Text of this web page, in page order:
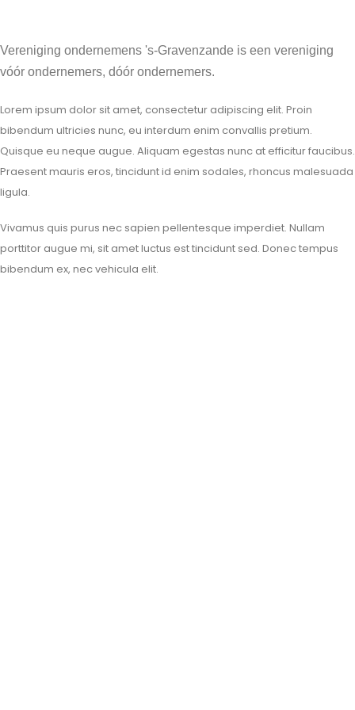
Vereniging ondernemens 's-Gravenzande is een vereniging
vóór ondernemers, dóór ondernemers.
Lorem ipsum dolor sit amet, consectetur adipiscing elit. Proin
bibendum ultricies nunc, eu interdum enim convallis pretium.
Quisque eu neque augue. Aliquam egestas nunc at efficitur faucibus.
Praesent mauris eros, tincidunt id enim sodales, rhoncus malesuada
ligula.
Vivamus quis purus nec sapien pellentesque imperdiet. Nullam
porttitor augue mi, sit amet luctus est tincidunt sed. Donec tempus
bibendum ex, nec vehicula elit.